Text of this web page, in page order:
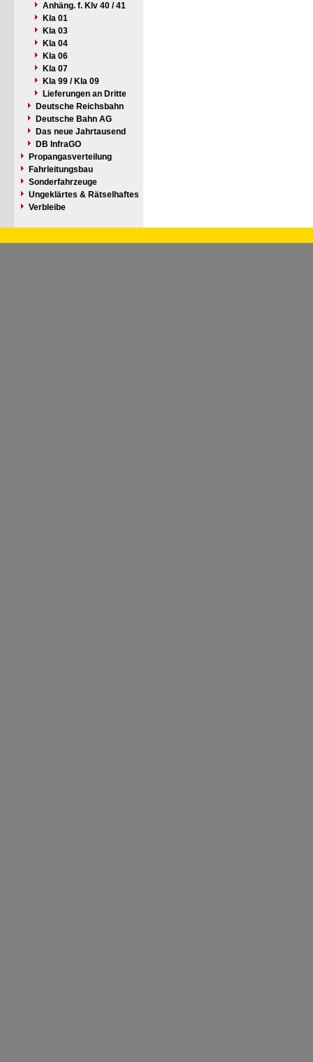
Anhäng. f. Klv 40 / 41
Kla 01
Kla 03
Kla 04
Kla 06
Kla 07
Kla 99 / Kla 09
Lieferungen an Dritte
Deutsche Reichsbahn
Deutsche Bahn AG
Das neue Jahrtausend
DB InfraGO
Propangasverteilung
Fahrleitungsbau
Sonderfahrzeuge
Ungeklärtes & Rätselhaftes
Verbleibe